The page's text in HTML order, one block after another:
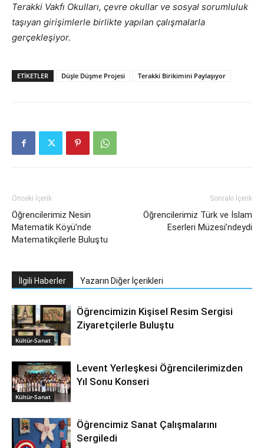
Terakki Vakfı Okulları, çevre okullar ve sosyal sorumluluk
taşıyan girişimlerle birlikte yapılan çalışmalarla
gerçekleşiyor.
ETIKETLER Düşle Düşme Projesi Terakki Birikimini Paylaşıyor
Önceki İçerik
Öğrencilerimiz Nesin
Matematik Köyü’nde
Matematikçilerle Buluştu
Sonraki İçerik
Öğrencilerimiz Türk ve İslam
Eserleri Müzesi’ndeydi
İlgili Haberler Yazarın Diğer İçerikleri
Kültür-Sanat
Öğrencimizin Kişisel Resim Sergisi
Ziyaretçilerle Buluştu
Kültür-Sanat
Levent Yerleşkesi Öğrencilerimizden
Yıl Sonu Konseri
Öğrencimiz Sanat Çalışmalarını
Sergiledi